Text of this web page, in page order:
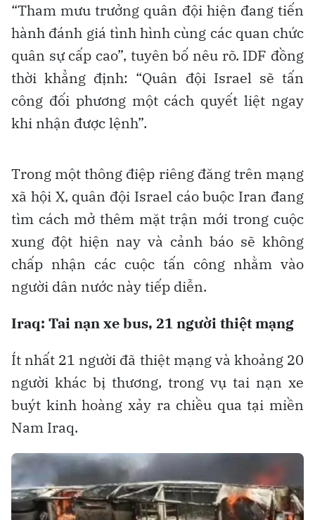
“Tham mưu trưởng quân đội hiện đang tiến
hành đánh giá tình hình cùng các quan chức
quân sự cấp cao”, tuyên bố nêu rõ. IDF đồng
thời khẳng định: “Quân đội Israel sẽ tấn
công đối phương một cách quyết liệt ngay
khi nhận được lệnh”.
Trong một thông điệp riêng đăng trên mạng
xã hội X, quân đội Israel cáo buộc Iran đang
tìm cách mở thêm mặt trận mới trong cuộc
xung đột hiện nay và cảnh báo sẽ không
chấp nhận các cuộc tấn công nhằm vào
người dân nước này tiếp diễn.
Iraq: Tai nạn xe bus, 21 người thiệt mạng
Ít nhất 21 người đã thiệt mạng và khoảng 20
người khác bị thương, trong vụ tai nạn xe
buýt kinh hoàng xảy ra chiều qua tại miền
Nam Iraq.